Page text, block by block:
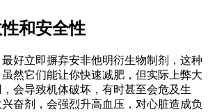
和安全性
好立即摒弃安非他明衍生物制剂，这种
然它们能让你快速减肥，但实际上弊大
会导致机体破坏，有时甚至会危及生
奋剂，会强烈升高血压，对心脏造成负